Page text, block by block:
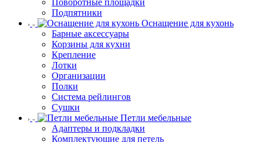
Поворотные площадки
Подпятники
Оснащение для кухонь
Барные аксессуары
Корзины для кухни
Крепление
Лотки
Организации
Полки
Система рейлингов
Сушки
Петли мебельные
Адаптеры и подкладки
Комплектующие для петель